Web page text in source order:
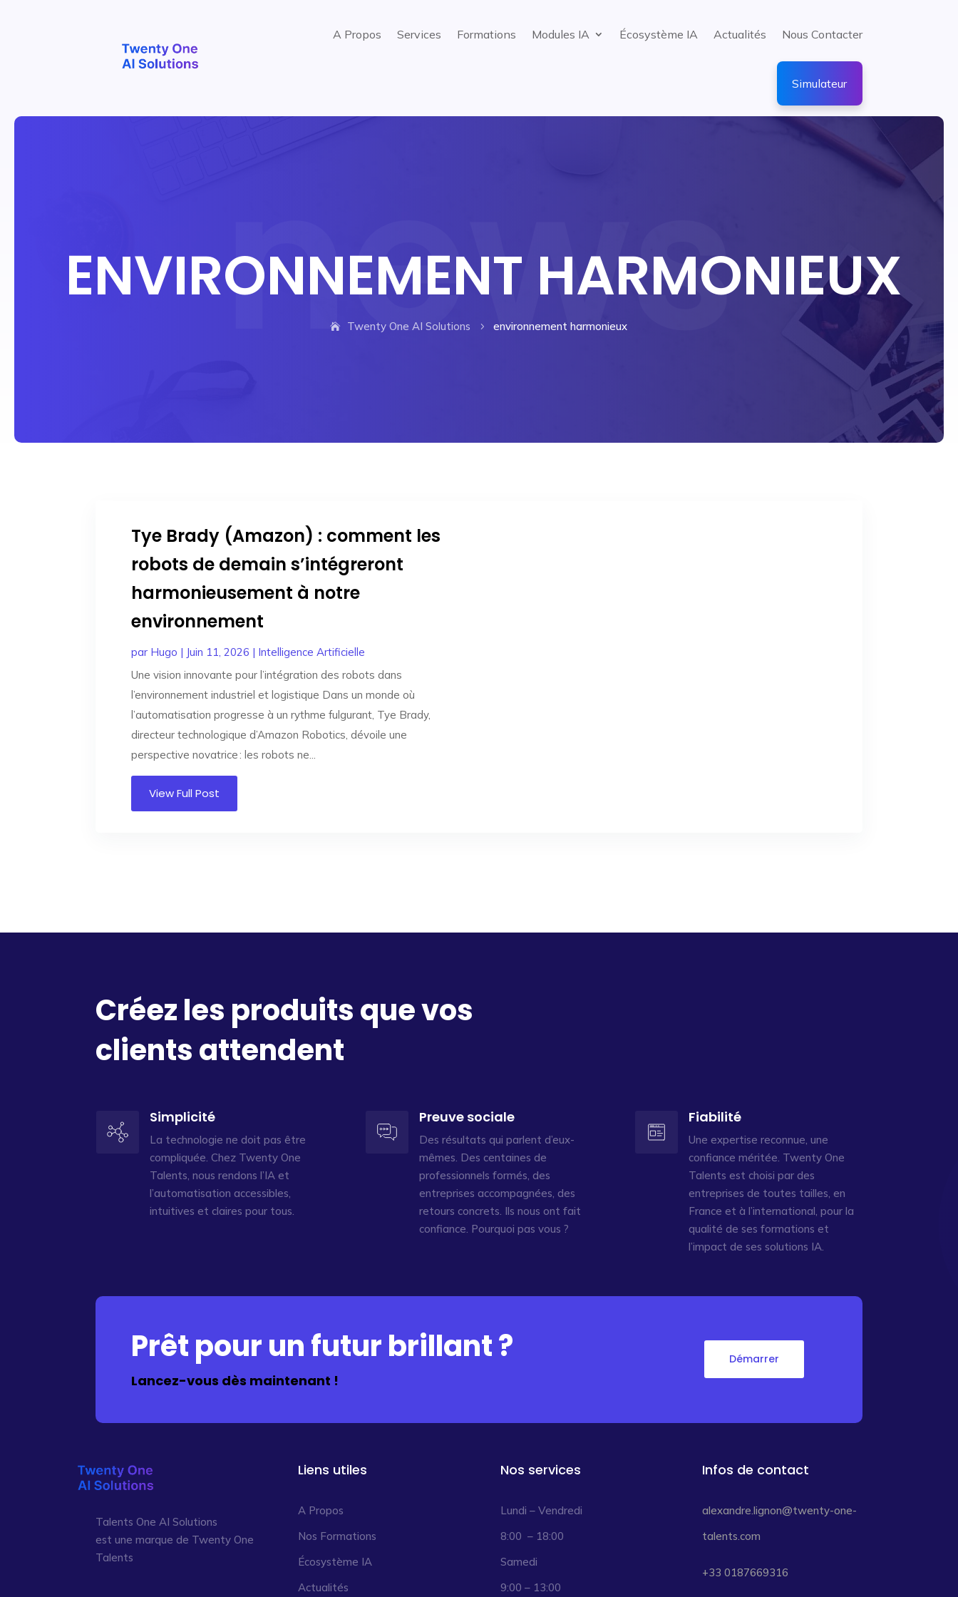
A Propos Services Formations Modules IA Écosystème IA Actualités Nous Contacter
Simulateur
ENVIRONNEMENT HARMONIEUX
Twenty One AI Solutions 5 environnement harmonieux
Tye Brady (Amazon) : comment les
robots de demain s’intégreront
harmonieusement à notre
environnement
par Hugo | Juin 11, 2026 | Intelligence Artificielle
Une vision innovante pour l’intégration des robots dans
l’environnement industriel et logistique Dans un monde où
l’automatisation progresse à un rythme fulgurant, Tye Brady,
directeur technologique d’Amazon Robotics, dévoile une
perspective novatrice : les robots ne...
View Full Post
Créez les produits que vos
clients attendent
Simplicité
La technologie ne doit pas être
compliquée. Chez Twenty One
Talents, nous rendons l’IA et
l’automatisation accessibles,
intuitives et claires pour tous.
Preuve sociale
Des résultats qui parlent d’eux-
mêmes. Des centaines de
professionnels formés, des
entreprises accompagnées, des
retours concrets. Ils nous ont fait
confiance. Pourquoi pas vous ?
Fiabilité
Une expertise reconnue, une
confiance méritée. Twenty One
Talents est choisi par des
entreprises de toutes tailles, en
France et à l’international, pour la
qualité de ses formations et
l’impact de ses solutions IA.
Prêt pour un futur brillant ?
Lancez-vous dès maintenant !
Démarrer
Talents One AI Solutions
est une marque de Twenty One
Talents
Liens utiles
A Propos
Nos Formations
Écosystème IA
Actualités
Nos services
Lundi – Vendredi
8:00 – 18:00
Samedi
9:00 – 13:00
Infos de contact
alexandre.lignon@twenty-one-
talents.com
+33 0187669316